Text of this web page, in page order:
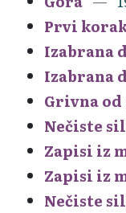
Prvi
Izabrana
Izabrana
Grivna
Nečiste
Zapisi iz
Zapisi iz
Nečiste